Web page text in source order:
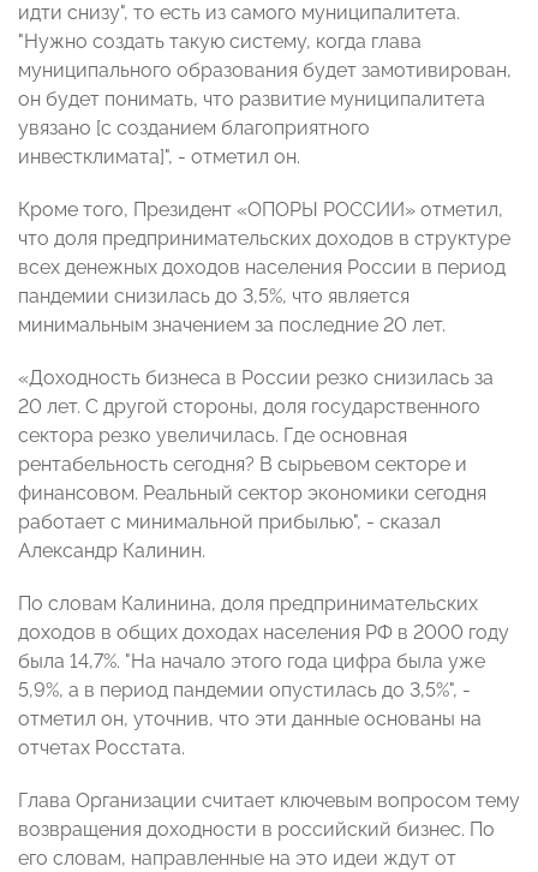
идти снизу", то есть из самого муниципалитета.
"Нужно создать такую систему, когда глава
муниципального образования будет замотивирован,
он будет понимать, что развитие муниципалитета
увязано [с созданием благоприятного
инвестклимата]", - отметил он.
Кроме того, Президент «ОПОРЫ РОССИИ» отметил,
что доля предпринимательских доходов в структуре
всех денежных доходов населения России в период
пандемии снизилась до 3,5%, что является
минимальным значением за последние 20 лет.
«Доходность бизнеса в России резко снизилась за
20 лет. С другой стороны, доля государственного
сектора резко увеличилась. Где основная
рентабельность сегодня? В сырьевом секторе и
финансовом. Реальный сектор экономики сегодня
работает с минимальной прибылью", - сказал
Александр Калинин.
По словам Калинина, доля предпринимательских
доходов в общих доходах населения РФ в 2000 году
была 14,7%. "На начало этого года цифра была уже
5,9%, а в период пандемии опустилась до 3,5%", -
отметил он, уточнив, что эти данные основаны на
отчетах Росстата.
Глава Организации считает ключевым вопросом тему
возвращения доходности в российский бизнес. По
его словам, направленные на это идеи ждут от